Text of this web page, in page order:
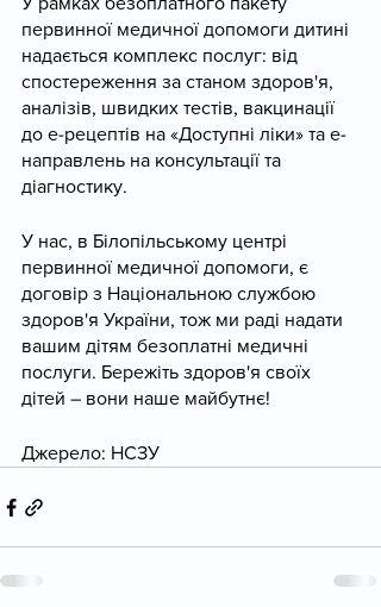
первинної медичної допомоги дитині
надається комплекс послуг: від
спостереження за станом здоров'я,
аналізів, швидких тестів, вакцинації
до е-рецептів на «Доступні ліки» та е-
направлень на консультації та
діагностику.
У нас, в Білопільському центрі
первинної медичної допомоги, є
договір з Національною службою
здоров'я України, тож ми раді надати
вашим дітям безоплатні медичні
послуги. Бережіть здоров'я своїх
дітей – вони наше майбутнє!
Джерело: НСЗУ